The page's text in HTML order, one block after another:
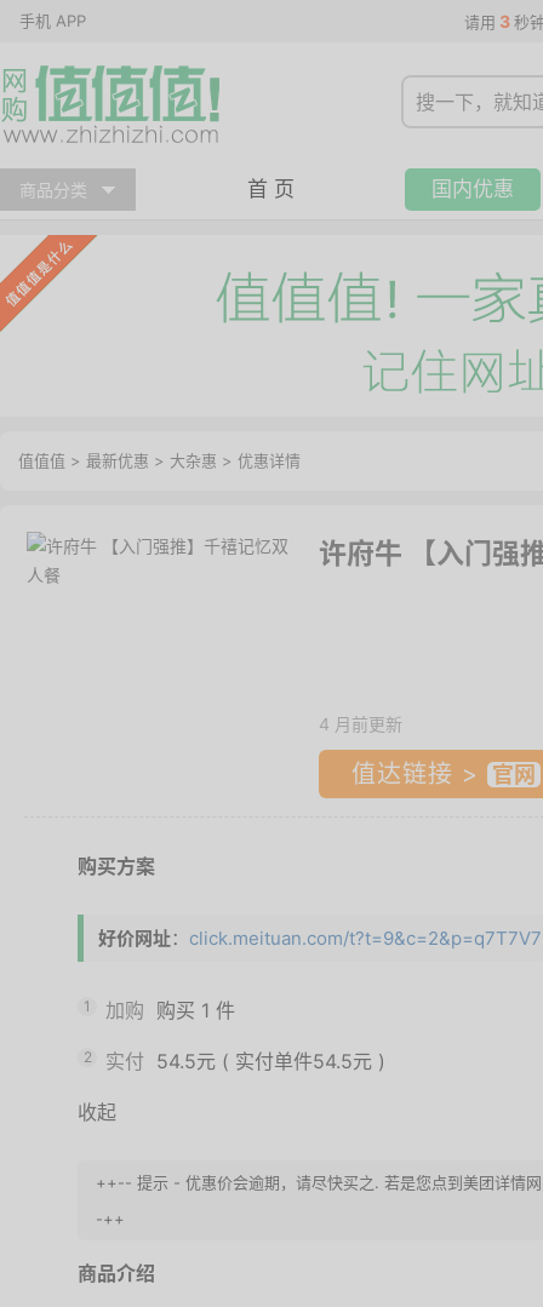
手机 APP 请用 3 秒
商品分类 首 页 国内优惠
值值值 > 最新优惠 > 大杂惠 > 优惠详情
许府牛 【入门强
4 月前更新
值达链接 >
购买方案
好价网址： click.meituan.com/
1 加购 购买 1 件
2 实付 54.5元 ( 实付单件54.5元 )
收起
++-- 提示 - 优惠价会逾期，请尽快买之. 若是您点到美团详情
-++
商品介绍